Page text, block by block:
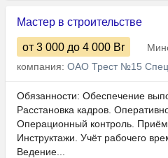
Мастер в строительстве
от 3 000 до 4 000 Br
компания: ОАО Трест №15
Обязанности: Обеспечение
Расстановка кадров.
Операционный контроль.
Инструктажи. Учёт рабочего
Ведение...